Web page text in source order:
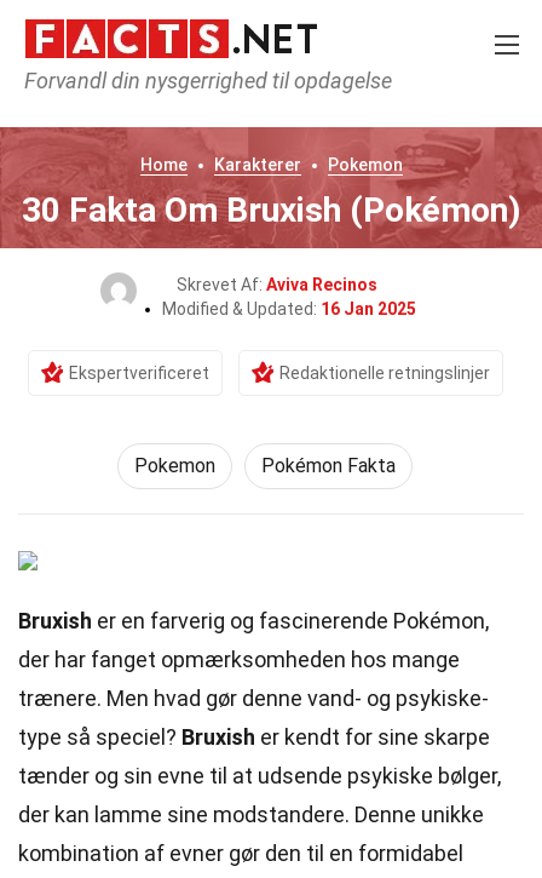
Forvandl din nysgerrighed til opdagelse
Home Karakterer Pokemon
30 Fakta Om Bruxish (Pokémon)
Skrevet Af: Aviva Recinos
Modified & Updated: 16 Jan 2025
Ekspertverificeret Redaktionelle retningslinjer
Pokemon Pokémon Fakta
Bruxish er en farverig og fascinerende Pokémon,
der har fanget opmærksomheden hos mange
trænere. Men hvad gør denne vand- og psykiske-
type så speciel? Bruxish er kendt for sine skarpe
tænder og sin evne til at udsende psykiske bølger,
der kan lamme sine modstandere. Denne unikke
kombination af evner gør den til en formidabel